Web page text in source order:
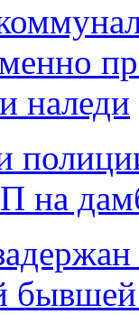
наледи
на